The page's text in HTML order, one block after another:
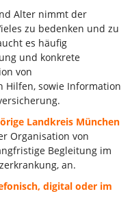
Alter nimmt der
zu bedenken und zu
es häufig
und konkrete
von
Hilfen, sowie Information
Landkreis München
Organisation von
Begleitung im
an.
digital oder im